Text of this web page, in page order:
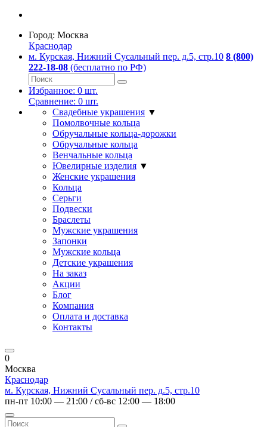
Город: Москва
Краснодар
м. Курская, Нижний Сусальный пер. д.5, стр.10 8 (800)
222-18-08 (бесплатно по РФ)
Избранное: 0 шт.
Сравнение: 0 шт.
Свадебные украшения ▼
Помолвочные кольца
Обручальные кольца-дорожки
Обручальные кольца
Венчальные кольца
Ювелирные изделия ▼
Женские украшения
Кольца
Серьги
Подвески
Браслеты
Мужские украшения
Запонки
Мужские кольца
Детские украшения
На заказ
Акции
Блог
Компания
Оплата и доставка
Контакты
0
Москва
Краснодар
м. Курская, Нижний Сусальный пер. д.5, стр.10
пн-пт 10:00 — 21:00 / сб-вс 12:00 — 18:00